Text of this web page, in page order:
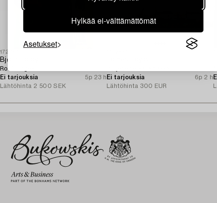
Hylkää ei-välttämättömät
Asetukset
1727873
Bjørn Halby
Roof ridges.
Ei tarjouksia
5p 23 h
Lähtöhinta 2 500 SEK
Ei tarjouksia
6p 2 h
Lähtöhinta 300 EUR